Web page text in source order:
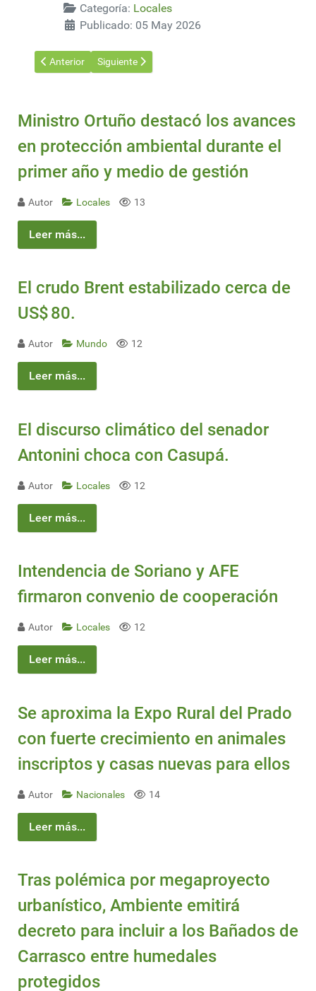
Categoría: Locales
Publicado: 05 May 2026
Artículo anterior: UTE: Licitación para parque solar en
Anterior Artículo siguiente: Las exportaciones uruguayas
Siguiente
Ministro Ortuño destacó los avances
en protección ambiental durante el
primer año y medio de gestión
Autor Locales 13
Leer más...
El crudo Brent estabilizado cerca de
US$ 80.
Autor Mundo 12
Leer más...
El discurso climático del senador
Antonini choca con Casupá.
Autor Locales 12
Leer más...
Intendencia de Soriano y AFE
firmaron convenio de cooperación
Autor Locales 12
Leer más...
Se aproxima la Expo Rural del Prado
con fuerte crecimiento en animales
inscriptos y casas nuevas para ellos
Autor Nacionales 14
Leer más...
Tras polémica por megaproyecto
urbanístico, Ambiente emitirá
decreto para incluir a los Bañados de
Carrasco entre humedales
protegidos